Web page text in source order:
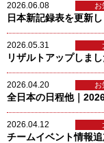
2026.06.08 お
日本新記録表を更新
2026.05.31
リザルトアップしま
2026.04.20 お
全日本の日程他｜
2026.04.12
チームイベント情報